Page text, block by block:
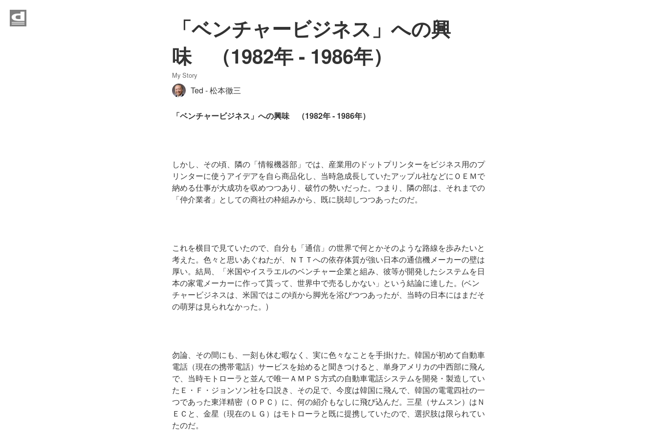
Home
「ベンチャービジネス」への興
味 （1982年 - 1986年）
My Story
Ted - 松本徹三
「ベンチャービジネス」への興味 （1982年 - 1986年）
しかし、その頃、隣の「情報機器部」では、産業用のドットプリンターをビジネス用のプ
リンターに使うアイデアを自ら商品化し、当時急成長していたアップル社などにＯＥＭで
納める仕事が大成功を収めつつあり、破竹の勢いだった。つまり、隣の部は、それまでの
「仲介業者」としての商社の枠組みから、既に脱却しつつあったのだ。
これを横目で見ていたので、自分も「通信」の世界で何とかそのような路線を歩みたいと
考えた。色々と思いあぐねたが、ＮＴＴへの依存体質が強い日本の通信機メーカーの壁は
厚い。結局、「米国やイスラエルのベンチャー企業と組み、彼等が開発したシステムを日
本の家電メーカーに作って貰って、世界中で売るしかない」という結論に達した。(ベン
チャービジネスは、米国ではこの頃から脚光を浴びつつあったが、当時の日本にはまだそ
の萌芽は見られなかった。)
勿論、その間にも、一刻も休む暇なく、実に色々なことを手掛けた。韓国が初めて自動車
電話（現在の携帯電話）サービスを始めると聞きつけると、単身アメリカの中西部に飛ん
で、当時モトローラと並んで唯一ＡＭＰＳ方式の自動車電話システムを開発・製造してい
たＥ・Ｆ・ジョンソン社を口説き、その足で、今度は韓国に飛んで、韓国の電電四社の一
つであった東洋精密（ＯＰＣ）に、何の紹介もなしに飛び込んだ。三星（サムスン）はＮ
ＥＣと、金星（現在のＬＧ）はモトローラと既に提携していたので、選択肢は限られてい
たのだ。